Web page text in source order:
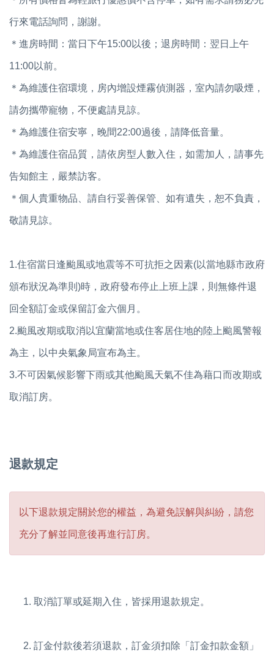
行來電話詢問，謝謝。
＊進房時間：當日下午15:00以後；退房時間：翌日上午
11:00以前。
＊為維護住宿環境，房內增設煙霧偵測器，室內請勿吸煙，
請勿攜帶寵物，不便處請見諒。
＊為維護住宿安寧，晚間22:00過後，請降低音量。
＊為維護住宿品質，請依房型人數入住，如需加人，請事先
告知館主，嚴禁訪客。
＊個人貴重物品、請自行妥善保管、如有遺失，恕不負責，
敬請見諒。
1.住宿當日逢颱風或地震等不可抗拒之因素(以當地縣市政府
頒布狀況為準則)時，政府發布停止上班上課，則無條件退
回全額訂金或保留訂金六個月。
2.颱風改期或取消以宜蘭當地或住客居住地的陸上颱風警報
為主，以中央氣象局宣布為主。
3.不可因氣候影響下雨或其他颱風天氣不佳為藉口而改期或
取消訂房。
退款規定
以下退款規定關於您的權益，為避免誤解與糾紛，請您
充分了解並同意後再進行訂房。
取消訂單或延期入住，皆採用退款規定。
訂金付款後若須退款，訂金須扣除「訂金扣款金額」